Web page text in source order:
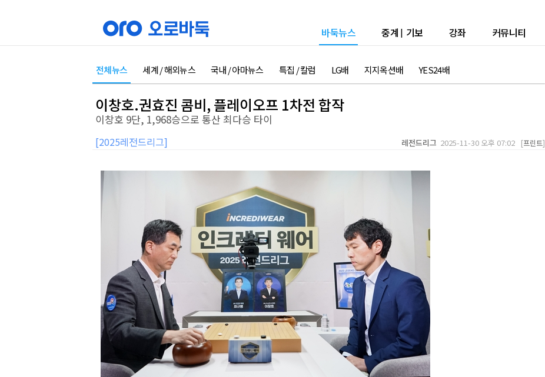
바둑뉴스 중계 | 기보 강좌 커뮤니티
전체뉴스 세계 / 해외뉴스 국내 / 아마뉴스 특집 / 칼럼 LG배 지지옥션배 YES24배
이창호.권효진 콤비, 플레이오프 1차전 합작
이창호 9단, 1,968승으로 통산 최다승 타이
[2025레전드리그] 레전드리그 2025-11-30 오후 07:02 [프린트]